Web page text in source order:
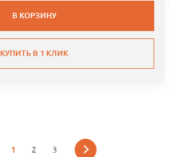
В КОРЗИНУ
КУПИТЬ В 1 КЛИК
1 2 3